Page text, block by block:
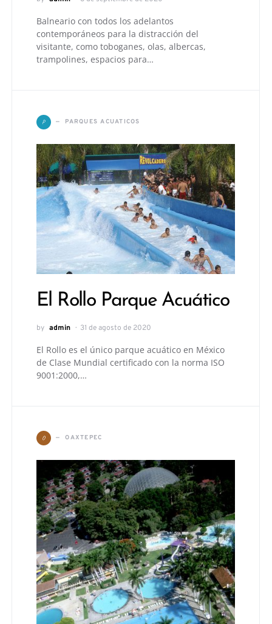
Balneario con todos los adelantos
contemporáneos para la distracción del
visitante, como toboganes, olas, albercas,
trampolines, espacios para…
P PARQUES ACUATICOS
El Rollo Parque Acuático
by admin 31 de agosto de 2020
El Rollo es el único parque acuático en México
de Clase Mundial certificado con la norma ISO
9001:2000,…
O OAXTEPEC